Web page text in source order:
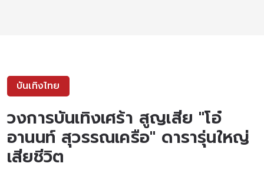
บันเทิงไทย
วงการบันเทิงเศร้า สูญเสีย "โอ๋
อานนท์ สุวรรณเครือ" ดารารุ่นใหญ่
เสียชีวิต